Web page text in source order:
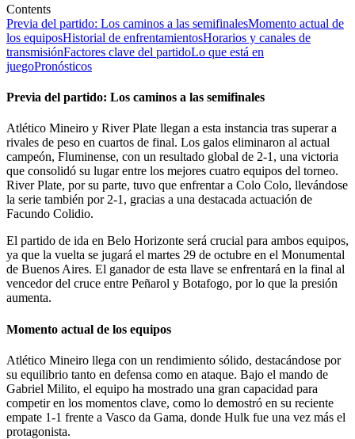
Contents
Previa del partido: Los caminos a las semifinalesMomento actual de
los equiposHistorial de enfrentamientosHorarios y canales de
transmisiónFactores clave del partidoLo que está en
juegoPronósticos
Previa del partido: Los caminos a las semifinales
Atlético Mineiro y River Plate llegan a esta instancia tras superar a
rivales de peso en cuartos de final. Los galos eliminaron al actual
campeón, Fluminense, con un resultado global de 2-1, una victoria
que consolidó su lugar entre los mejores cuatro equipos del torneo.
River Plate, por su parte, tuvo que enfrentar a Colo Colo, llevándose
la serie también por 2-1, gracias a una destacada actuación de
Facundo Colidio.
El partido de ida en Belo Horizonte será crucial para ambos equipos,
ya que la vuelta se jugará el martes 29 de octubre en el Monumental
de Buenos Aires. El ganador de esta llave se enfrentará en la final al
vencedor del cruce entre Peñarol y Botafogo, por lo que la presión
aumenta.
Momento actual de los equipos
Atlético Mineiro llega con un rendimiento sólido, destacándose por
su equilibrio tanto en defensa como en ataque. Bajo el mando de
Gabriel Milito, el equipo ha mostrado una gran capacidad para
competir en los momentos clave, como lo demostró en su reciente
empate 1-1 frente a Vasco da Gama, donde Hulk fue una vez más el
protagonista.